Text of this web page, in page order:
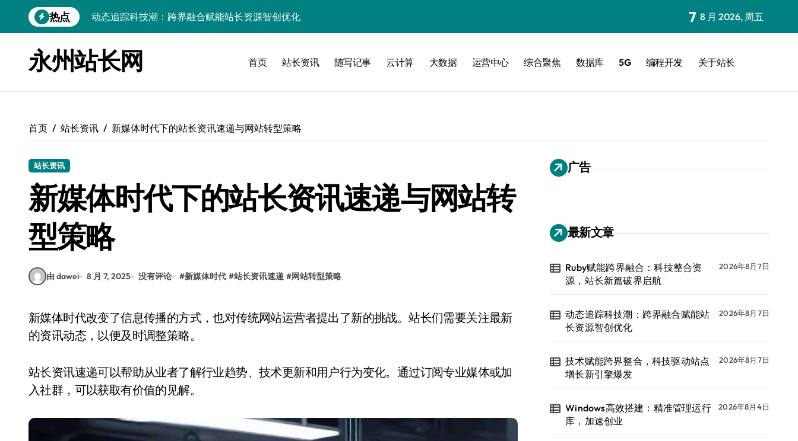
到
热点
动态追踪科技潮：跨界融合赋能站长资源智创优化
Windows高效搭建：精准管理运行库，加速创业
站长进阶：评论数据洞察与内核技术精研秘籍
站长必知：强化评论管控，筑牢云安全防线
Windows运行库高效管理核心策略
数据驱动交互优化，赋能站长高效运营
Ruby赋能跨界融合：科技整合资源，站长新篇破界启航
7 8 月 2026, 周五
永州站长网 首页 站长资讯 随写记事 云计算 大数据 运营中心 综合聚焦 数据库 5G 编程开发 关于站长
首页 站长资讯 新媒体时代下的站长资讯速递与网站转型策略
站长资讯
新媒体时代下的站长资讯速递与网站转
型策略
由 dawei 8 月 7, 2025 没有评论 #新媒体时代 #站长资讯速递 #网站转型策略
新媒体时代改变了信息传播的方式，也对传统网站运营者提出了新的挑战。站长们需要关注最新
的资讯动态，以便及时调整策略。
站长资讯速递可以帮助从业者了解行业趋势、技术更新和用户行为变化。通过订阅专业媒体或加
入社群，可以获取有价值的见解。
广告
最新文章
Ruby赋能跨界融合：科技整合资
源，站长新篇破界启航
2026年8月7日
动态追踪科技潮：跨界融合赋能站
长资源智创优化
2026年8月7日
技术赋能跨界整合，科技驱动站点
增长新引擎爆发
2026年8月7日
Windows高效搭建：精准管理运行
库，加速创业
2026年8月4日